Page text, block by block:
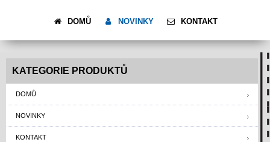
DOMŮ NOVINKY KONTAKT
KATEGORIE PRODUKTŮ
DOMŮ
NOVINKY
KONTAKT